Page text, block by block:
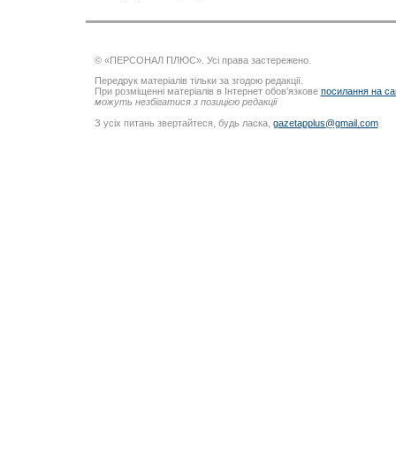
© «ПЕРСОНАЛ ПЛЮС». Усі права застережено.
Передрук матеріалів тільки за згодою редакції.
При розміщенні матеріалів в Інтернет обов’язкове посилання на
можуть незбігатися з позицією редакції
З усіх питань звертайтеся, будь ласка, gazetapplus@gmail.com